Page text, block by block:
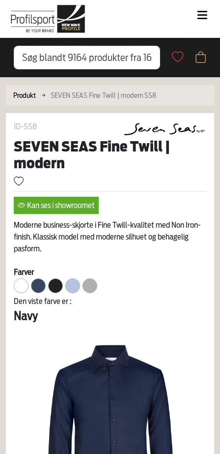
Produkt SEVEN SEAS Fine Twill | modern SS8
ID-SS8
SEVEN SEAS Fine Twill |
modern
Kan ses i showroomet
Moderne business-skjorte i Fine Twill-kvalitet med Non Iron-
finish. Klassisk model med moderne silhuet og behagelig
pasform.
Farver
Den viste farve er :
Navy